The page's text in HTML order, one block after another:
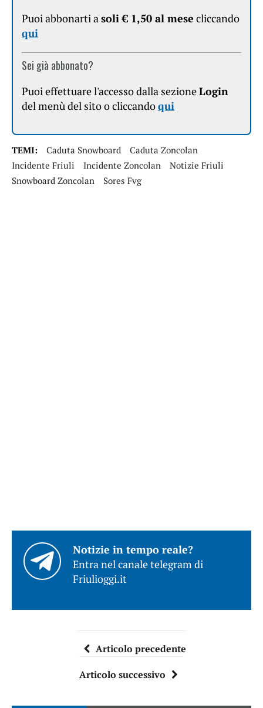
Puoi abbonarti asoli € 1,50 al mese cliccando
qui
Sei già abbonato?
Puoi effettuare l'accesso dalla sezioneLogin
del menù del sito o cliccandoqui
TEMI: Caduta Snowboard
Caduta Zoncolan
Incidente Friuli
Incidente Zoncolan
Notizie Friuli
Snowboard Zoncolan
Sores Fvg
Notizie in tempo reale?
Entra nel canale telegram di
Friulioggi.it
Articolo precedente
Articolo successivo